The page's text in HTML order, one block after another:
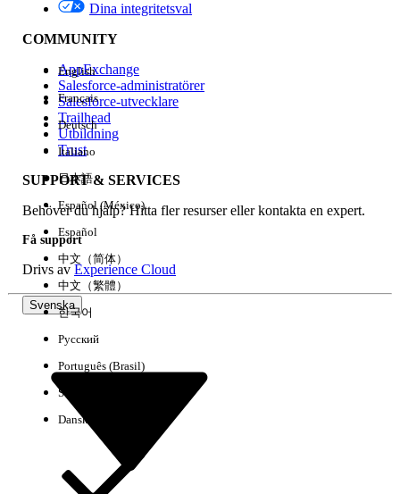
Version
Händelse
Rensa alla Klart
Dina integritetsval
COMMUNITY
AppExchange
Salesforce-administratörer
Salesforce-utvecklare
Trailhead
Utbildning
Trust
SUPPORT & SERVICES
Behöver du hjälp? Hitta fler resurser eller kontakta en expert.
Få support
Drivs avExperience Cloud
Svenska
English
Français
Deutsch
Italiano
日本語
Español (México)
Español
中文（简体）
中文（繁體）
한국어
Русский
Português (Brasil)
Suomi
Dansk